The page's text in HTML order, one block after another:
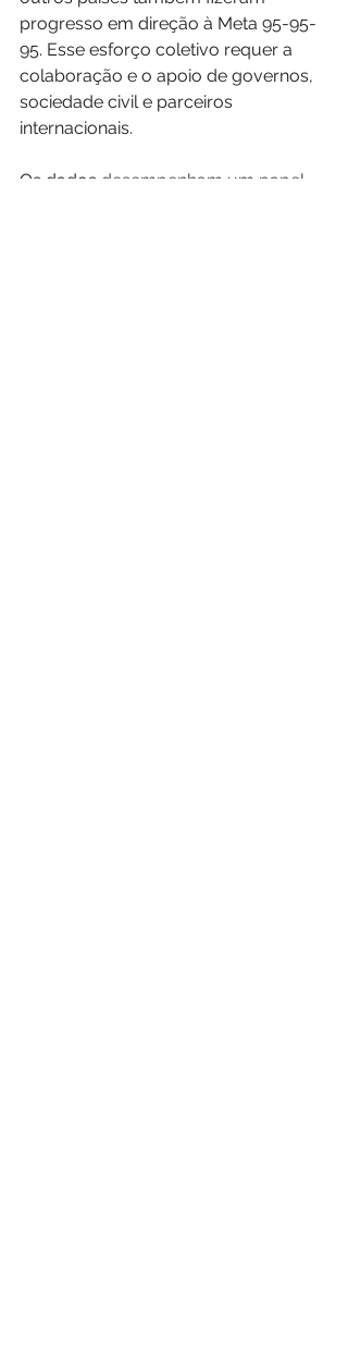
progresso em direção à Meta 95-95-
95. Esse esforço coletivo requer a
colaboração e o apoio de governos,
sociedade civil e parceiros
internacionais.
Os dados desempenham um papel